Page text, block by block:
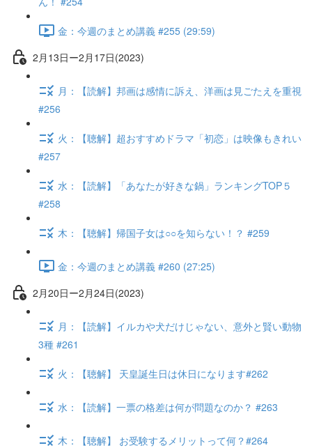
金：今週のまとめ講義 #255 (29:59)
2月13日ー2月17日(2023)
月：【読解】邦画は感情に訴え、洋画は見ごたえを重視
#256
火：【聴解】超おすすめドラマ「初恋」は映像もきれい
#257
水：【読解】「あなたが好きな鍋」ランキングTOP５
#258
木：【聴解】帰国子女は○○を知らない！？ #259
金：今週のまとめ講義 #260 (27:25)
2月20日ー2月24日(2023)
月：【読解】イルカや犬だけじゃない、意外と賢い動物
3種 #261
火：【聴解】 天皇誕生日は休日になります#262
水：【読解】一票の格差は何が問題なのか？ #263
木：【聴解】 お受験するメリットって何？#264